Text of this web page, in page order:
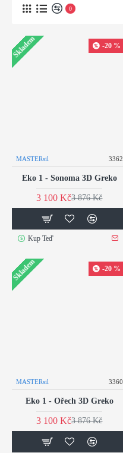
0
Skladem -20 %
MASTERsil 3362
Eko 1 - Sonoma 3D Greko
3 100 Kč3 876 Kč
Kup Teď
Skladem -20 %
MASTERsil 3360
Eko 1 - Ořech 3D Greko
3 100 Kč3 876 Kč